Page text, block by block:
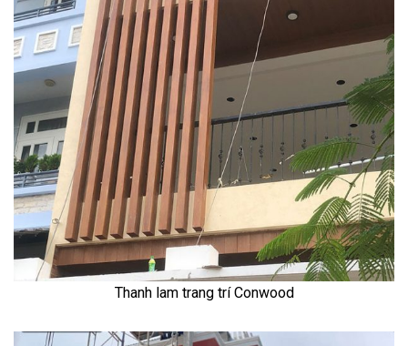
Thanh lam trang trí Conwood